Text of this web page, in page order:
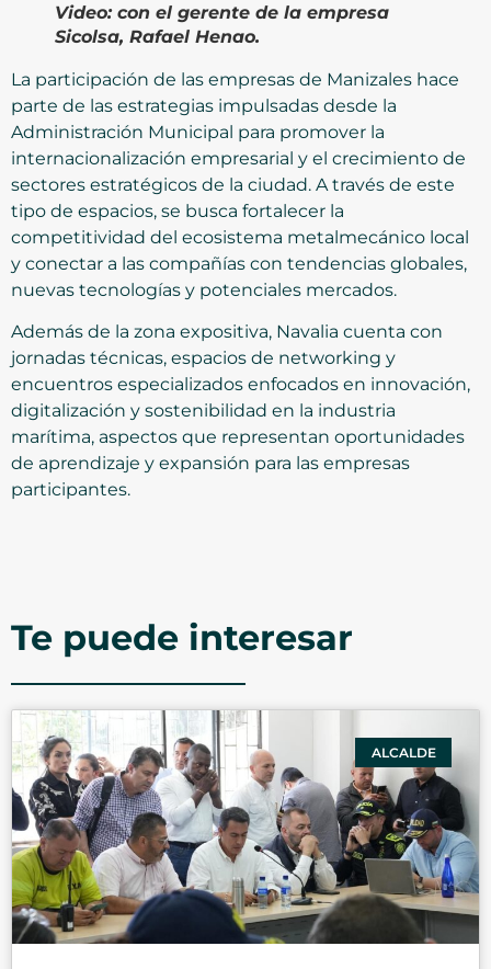
Video: con el gerente de la empresa
Sicolsa, Rafael Henao.
La participación de las empresas de Manizales hace
parte de las estrategias impulsadas desde la
Administración Municipal para promover la
internacionalización empresarial y el crecimiento de
sectores estratégicos de la ciudad. A través de este
tipo de espacios, se busca fortalecer la
competitividad del ecosistema metalmecánico local
y conectar a las compañías con tendencias globales,
nuevas tecnologías y potenciales mercados.
Además de la zona expositiva, Navalia cuenta con
jornadas técnicas, espacios de networking y
encuentros especializados enfocados en innovación,
digitalización y sostenibilidad en la industria
marítima, aspectos que representan oportunidades
de aprendizaje y expansión para las empresas
participantes.
Te puede interesar
ALCALDE